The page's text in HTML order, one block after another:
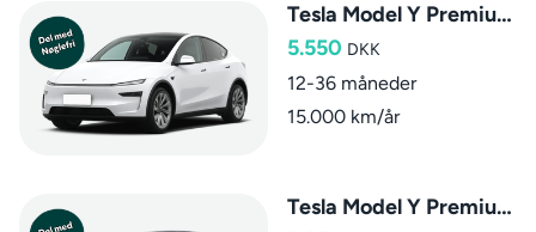
Tesla Model Y Premium RWD
5.550 DKK
12-36 måneder
15.000 km/år
Tesla Model Y Premium AWD